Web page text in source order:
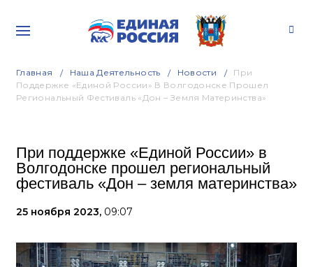
Главная Наша Деятельность Новости
При
Поддержке «Единой России» В Волгодонске Прошел
Региональный Фестиваль «Дон – Земля Материнства»
При поддержке «Единой России» в
Волгодонске прошел региональный
фестиваль «Дон – земля материнства»
25 ноября 2023, 09:07